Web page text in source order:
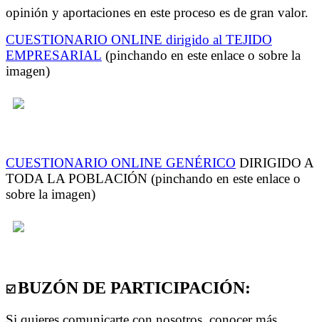
opinión y aportaciones en este proceso es de gran valor.
CUESTIONARIO ONLINE dirigido al TEJIDO
EMPRESARIAL (pinchando en este enlace o sobre la
imagen)
CUESTIONARIO ONLINE GENÉRICO DIRIGIDO A
TODA LA POBLACIÓN (pinchando en este enlace o
sobre la imagen)
☑️ BUZÓN DE PARTICIPACIÓN: